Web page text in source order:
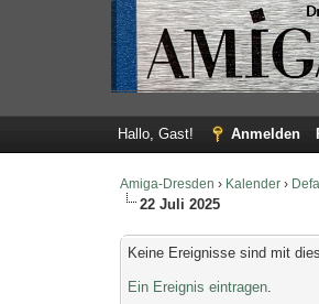
Hallo, Gast!
Anmelden
Amiga-Dresden › Kalender ›
22 Juli 2025
Keine Ereignisse sind mit
Ein Ereignis eintragen.